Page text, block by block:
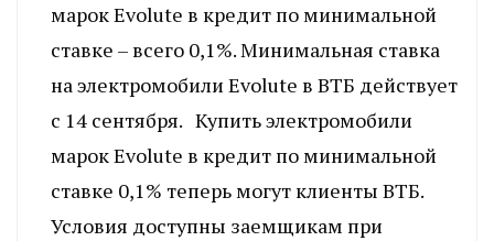
марок Evolute в кредит по минимальной
ставке – всего 0,1%. Минимальная ставка
на электромобили Evolute в ВТБ действует
с 14 сентября. Купить электромобили
марок Evolute в кредит по минимальной
ставке 0,1% теперь могут клиенты ВТБ.
Условия доступны заемщикам при